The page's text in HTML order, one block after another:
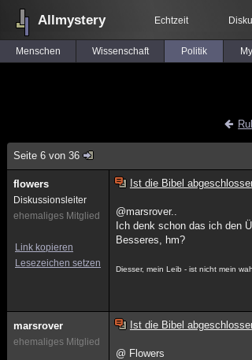
Allmystery Echtzeit
Menschen Wissenschaft Politik
Seite 6 von 36
flowers
Diskussionsleiter
ehemaliges Mitglied
Link kopieren
Lesezeichen setzen
Ist die Bibel
@marsrover..
Ich denk schon das ich den
Besseres, hm?
Diesser, mein Leib - ist nicht mein
marsrover
ehemaliges Mitglied
Ist die Bibel
@ Flowers